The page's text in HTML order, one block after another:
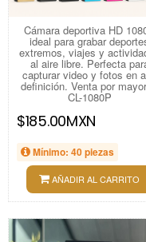
Cámara deportiva HD
ideal para grabar
extremos, viajes y
al aire libre. Perfecta
capturar video y fotos en
definición. Venta por
CL-1080P
$185.00MXN
Mínimo: 40 piezas
AÑADIR AL CARRITO